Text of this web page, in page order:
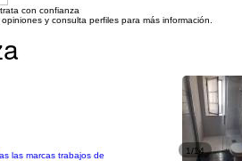
con confianza
y consulta perfiles para más información.
las marcas trabajos de
1/14